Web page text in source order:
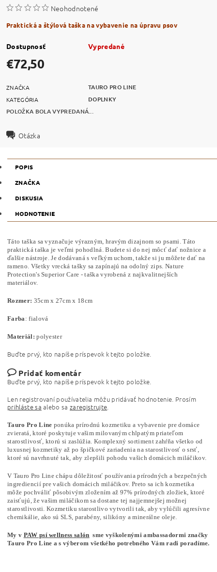
Neohodnotené
Praktická a štýlová taška na vybavenie na úpravu psov
Dostupnosť Vypredané
€72,50
ZNAČKA TAURO PRO LINE
KATEGÓRIA
DOPLNKY
POLOŽKA BOLA VYPREDANÁ...
Otázka
POPIS
ZNAČKA
DISKUSIA
HODNOTENIE
Táto taška sa vyznačuje výrazným, hravým dizajnom so psami. Táto
praktická taška je veľmi pohodlná. Budete si do nej môcť dať nožnice a
ďalšie nástroje. Je dodávaná s veľkým uchom, takže si ju môžete dať na
rameno. Všetky vrecká tašky sa zapínajú na odolný zips. Nature
Protection's Superior Care - taška vyrobená z najkvalitnejších
materiálov.
Rozmer: 35cm x 27cm x 18cm
Farba: fialová
Materiál: polyester
Buďte prvý, kto napíše príspevok k tejto položke.
Pridať komentár
Buďte prvý, kto napíše príspevok k tejto položke.
Len registrovaní používatelia môžu pridávať hodnotenie. Prosím
prihláste sa alebo sazaregistrujte.
Tauro Pro Line ponúka prírodnú kozmetiku a vybavenie pre domáce
zvieratá, ktoré poskytuje vašim milovaným chlpatým priateľom
starostlivosť, ktorú si zaslúžia. Komplexný sortiment zahŕňa všetko od
luxusnej kozmetiky až po špičkové zariadenia na starostlivosť o srsť,
ktoré sú navrhnuté tak, aby zlepšili pohodu vašich domácich miláčikov.
V Tauro Pro Line chápu dôležitosť používania prírodných a bezpečných
ingrediencií pre vašich domácich miláčikov. Preto sa ich kozmetika
môže pochváliť pôsobivým zložením až 97% prírodných zložiek, ktoré
zaisťujú, že vašim miláčikom sa dostane tej najjemnejšej možnej
starostlivosti. Kozmetiku starostlivo vytvorili tak, aby vylúčili agresívne
chemikálie, ako sú SLS, parabény, silikóny a minerálne oleje.
My v PAW psí wellness salón sme vyškolenými ambassadormi značky
Tauro Pro Line a s výberom všetkého potrebného Vám radi poradíme.